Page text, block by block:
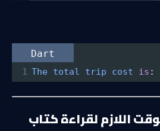
Dart
1 The total trip cost is :